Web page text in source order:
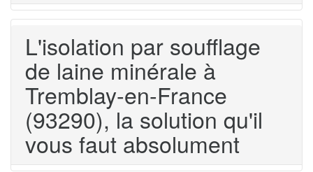
L'isolation par soufflage
de laine minérale à
Tremblay-en-France
(93290), la solution qu'il
vous faut absolument